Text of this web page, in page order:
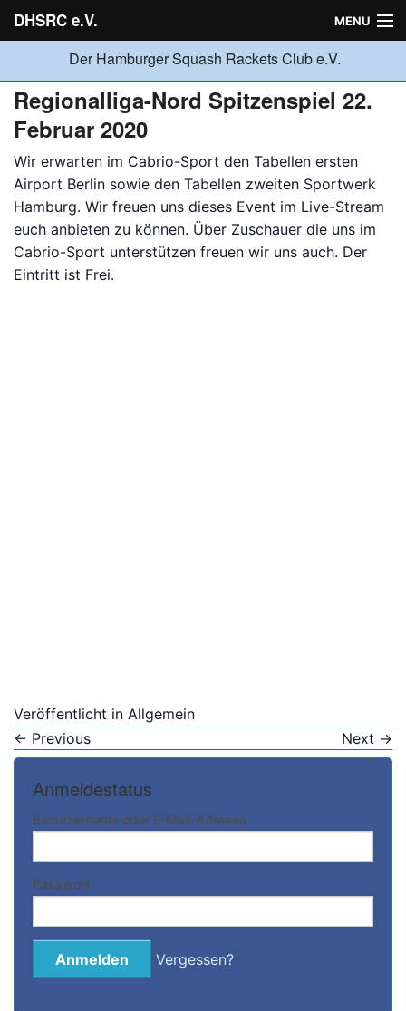
DHSRC e.V. MENU
Verein
Ligabetrieb
Turniere
Der Hamburger Squash Rackets Club e.V.
Regionalliga-Nord Spitzenspiel 22.
Februar 2020
Wir erwarten im Cabrio-Sport den Tabellen ersten
Airport Berlin sowie den Tabellen zweiten Sportwerk
Hamburg. Wir freuen uns dieses Event im Live-Stream
euch anbieten zu können. Über Zuschauer die uns im
Cabrio-Sport unterstützen freuen wir uns auch. Der
Eintritt ist Frei.
Veröffentlicht in Allgemein
← Previous Next →
Anmeldestatus
Benutzername oder E-Mail-Adresse
Passwort
Vergessen?